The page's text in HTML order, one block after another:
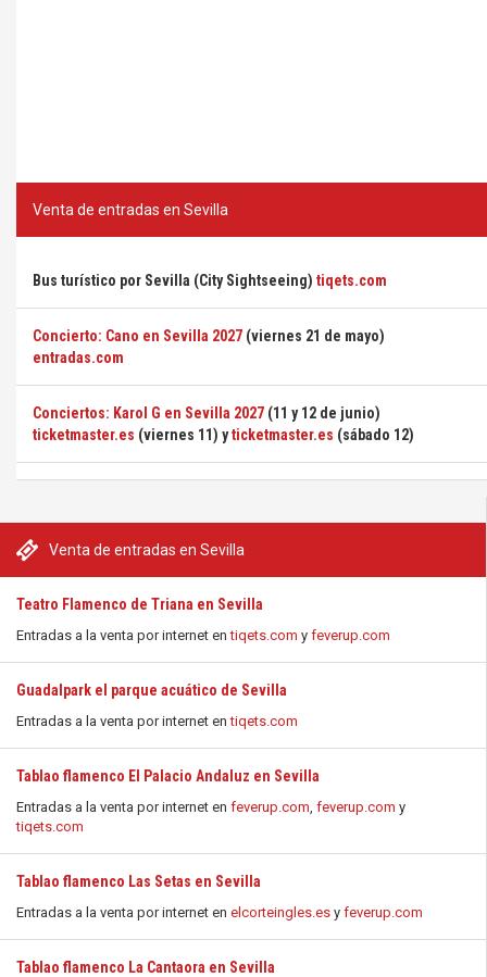
Venta de entradas en Sevilla
Teatro Flamenco de Triana en Sevilla
Entradas a la venta por internet entiqets.com y feverup.com
Guadalpark el parque acuático de Sevilla
Entradas a la venta por internet entiqets.com
Tablao flamenco El Palacio Andaluz en Sevilla
Entradas a la venta por internet en feverup.com, feverup.com y
tiqets.com
Tablao flamenco Las Setas en Sevilla
Entradas a la venta por internet en elcorteingles.es y feverup.com
Tablao flamenco La Cantaora en Sevilla
Venta de entradas en Sevilla
Bus turístico por Sevilla (City Sightseeing) tiqets.com
Concierto: Cano en Sevilla 2027 (viernes 21 de mayo)
entradas.com
Conciertos: Karol G en Sevilla 2027 (11 y 12 de junio)
ticketmaster.es (viernes 11) yticketmaster.es (sábado 12)